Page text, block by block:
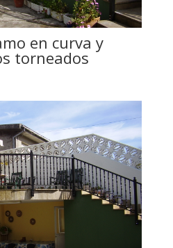
en curva y
torneados